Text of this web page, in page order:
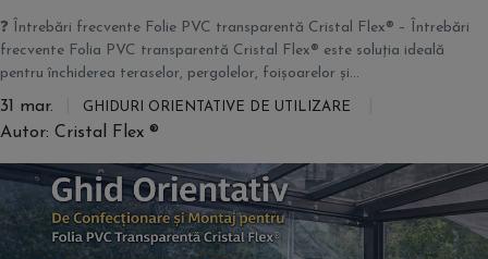
❓ Întrebări frecvente Folie PVC transparentă Cristal Flex® – Întrebări
frecvente Folia PVC transparentă Cristal Flex® este soluția ideală
pentru închiderea teraselor, pergolelor, foișoarelor și...
31 mar. GHIDURI ORIENTATIVE DE UTILIZARE
Autor: Cristal Flex ®